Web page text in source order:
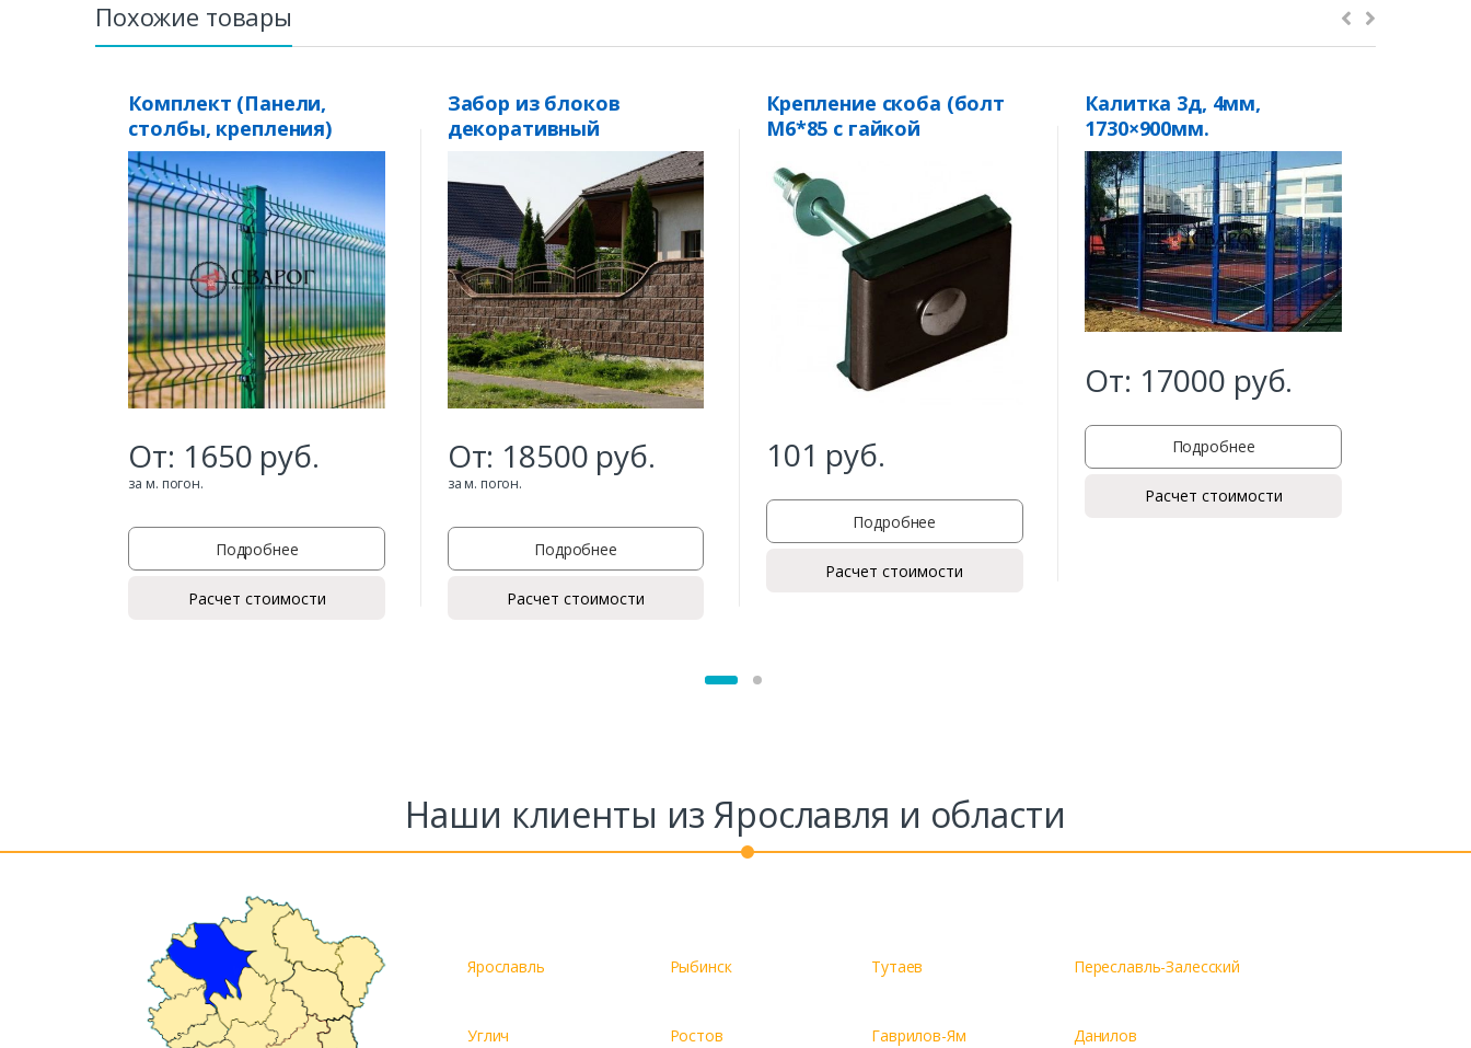
Похожие товары
Комплект (Панели,
столбы, крепления)
забора из 3D сетки
«Light» 3,5 мм. пруток
От: 1650 руб.
за м. погон.
Подробнее
Расчет стоимости
Забор из блоков
декоративный
От: 18500 руб.
за м. погон.
Подробнее
Расчет стоимости
Крепление скоба (болт
М6*85 с гайкой
101 руб.
Подробнее
Расчет стоимости
Калитка 3д, 4мм,
1730×900мм.
От: 17000 руб.
Подробнее
Расчет стоимости
Наши клиенты из Ярославля и области
Ярославль Рыбинск Тутаев Переславль-Залесский
Углич Ростов Гаврилов-Ям Данилов